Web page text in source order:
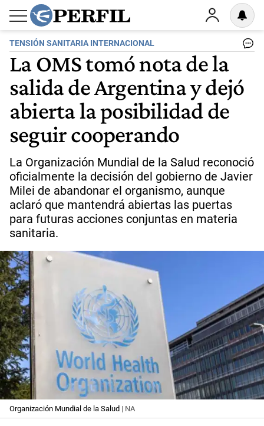
TENSIÓN SANITARIA INTERNACIONAL
La OMS tomó nota de la
salida de Argentina y dejó
abierta la posibilidad de
seguir cooperando
La Organización Mundial de la Salud reconoció
oficialmente la decisión del gobierno de Javier
Milei de abandonar el organismo, aunque
aclaró que mantendrá abiertas las puertas
para futuras acciones conjuntas en materia
sanitaria.
Organización Mundial de la Salud | NA